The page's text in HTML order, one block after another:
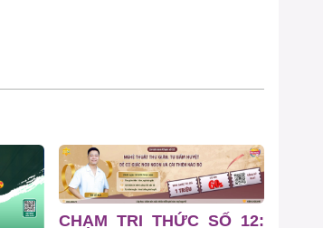
CHẠM TRI THỨC SỐ 12: